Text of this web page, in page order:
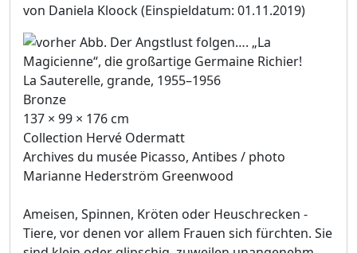
von Daniela Kloock(Einspieldatum: 01.11.2019)
La Sauterelle, grande, 1955–1956
Bronze
137 × 99 × 176 cm
Collection Hervé Odermatt
Archives du musée Picasso, Antibes / photo
Marianne Hederström Greenwood
Ameisen, Spinnen, Kröten oder Heuschrecken -
Tiere, vor denen vor allem Frauen sich fürchten. Sie